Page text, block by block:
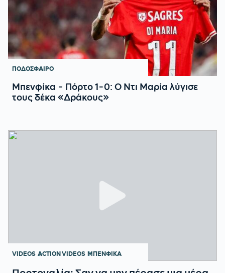
ΠΟΔΟΣΦΑΙΡΟ
Μπενφίκα - Πόρτο 1-0: Ο Ντι Μαρία λύγισε
τους δέκα «Δράκους»
VIDEOS ACTION VIDEOS ΜΠΕΝΦΙΚΑ